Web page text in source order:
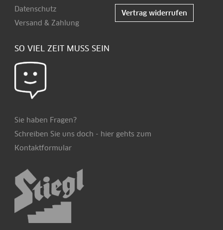
Datenschutz
Versand & Zahlung
Vertrag widerrufen
SO VIEL ZEIT MUSS SEIN
Sie haben Fragen?
Schreiben Sie uns doch - hier gehts zum
Kontaktformular